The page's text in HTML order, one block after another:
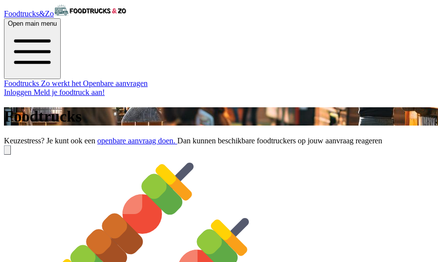
Foodtrucks&Zo
Open main menu
Foodtrucks Zo werkt het Openbare aanvragen
Inloggen Meld je foodtruck aan!
Foodtrucks
Keuzestress? Je kunt ook een openbare aanvraag doen. Dan kunnen beschikbare foodtruckers op jouw aanvraag reageren